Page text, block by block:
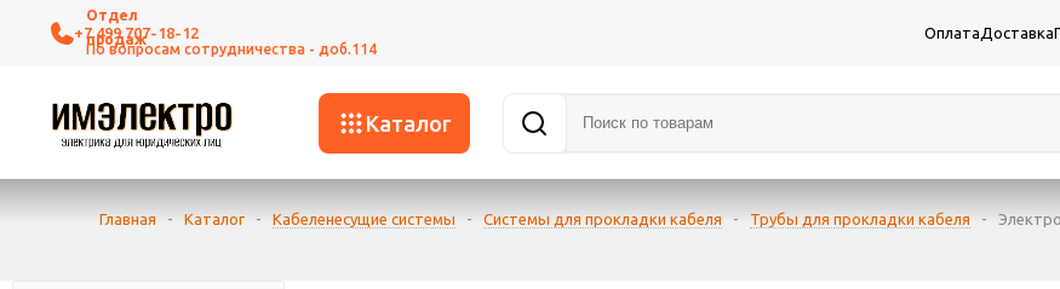
+7 499 707-18-12 ОплатаДоставка
Каталог
Главная - Каталог - Кабеленесущие системы - Системы для прокладки кабеля - Трубы для прокладки кабеля -